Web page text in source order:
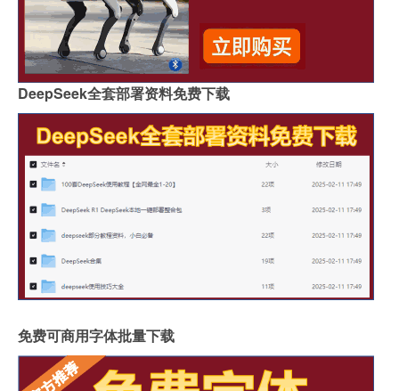
DeepSeek全套部署资料免费下载
免费可商用字体批量下载